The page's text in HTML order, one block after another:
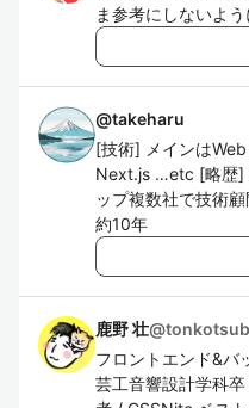
ま参考にしないよ
@takeharu
[技術] メインは
Next.js …etc [略歴]
ップ複数社で技術
約10年
鹿野 壮@
フロントエンド&バ
芸工音響設計学科